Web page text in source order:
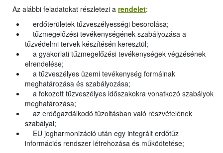
Az alábbi feladatokat részletezi a rendelet:
erdőterületek tűzveszélyességi besorolása;
tűzmegelőzési tevékenységének szabályozása a
tűzvédelmi tervek készítésén keresztül;
a gyakorlati tűzmegelőzési tevékenységek végzésének
elrendelése;
a tűzveszélyes üzemi tevékenység formáinak
meghatározása és szabályozása;
a fokozott tűzveszélyes időszakokra vonatkozó szabályok
meghatározása;
az erdőgazdálkodó tűzoltásban való részvételének
szabályai;
EU jogharmonizáció után egy integrált erdőtűz
információs rendszer létrehozása és működtetése;